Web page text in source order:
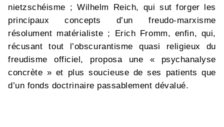
nietzschéisme ; Wilhelm Reich, qui sut forger les
principaux concepts d’un freudo-marxisme
résolument matérialiste ; Erich Fromm, enfin, qui,
récusant tout l’obscurantisme quasi religieux du
freudisme officiel, proposa une « psychanalyse
concrète » et plus soucieuse de ses patients que
d’un fonds doctrinaire passablement dévalué.